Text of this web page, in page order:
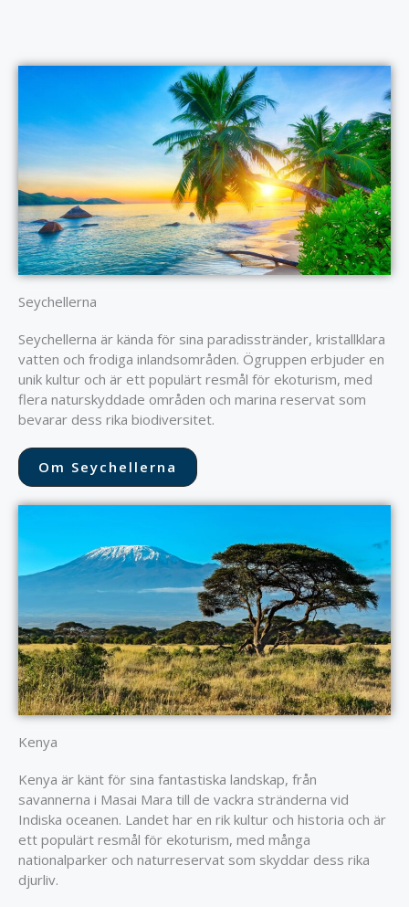
Seychellerna
Seychellerna är kända för sina paradisstränder, kristallklara
vatten och frodiga inlandsområden. Ögruppen erbjuder en
unik kultur och är ett populärt resmål för ekoturism, med
flera naturskyddade områden och marina reservat som
bevarar dess rika biodiversitet.
Om Seychellerna
Kenya
Kenya är känt för sina fantastiska landskap, från
savannerna i Masai Mara till de vackra stränderna vid
Indiska oceanen. Landet har en rik kultur och historia och är
ett populärt resmål för ekoturism, med många
nationalparker och naturreservat som skyddar dess rika
djurliv.